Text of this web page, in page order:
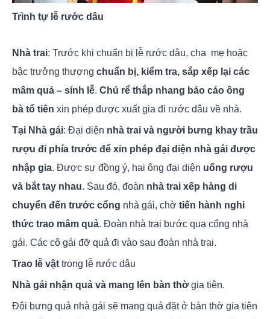
Trình tự lễ rước dâu
Nhà trai: Trước khi chuẩn bị lễ rước dâu, cha mẹ hoặc
bậc trưởng thượng chuẩn bị, kiểm tra, sắp xếp lại các
mâm quả – sính lễ. Chú rể thắp nhang báo cáo ông
bà tổ tiên xin phép được xuất gia đi rước dâu về nhà.
Tại Nhà gái: Đại diện nhà trai và người bưng khay trầu
rượu đi phía trước để xin phép đại diện nhà gái được
nhập gia. Được sự đồng ý, hai ông đại diện uống rượu
và bắt tay nhau. Sau đó, đoàn nhà trai xếp hàng di
chuyển đến trước cổng nhà gái, chờ tiến hành nghi
thức trao mâm quả. Đoàn nhà trai bước qua cổng nhà
gái. Các cô gái đỡ quả đi vào sau đoàn nhà trai.
Trao lễ vật trong lễ rước dâu
Nhà gái nhận quả và mang lên bàn thờgia tiên.
Đội bưng quả nhà gái sẽ mang quả đặt ở bàn thờ gia tiên